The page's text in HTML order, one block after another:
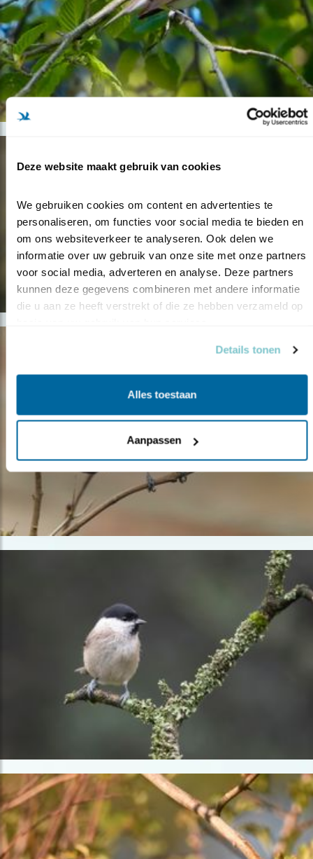
Deze website maakt gebruik van cookies
We gebruiken cookies om content en advertenties te
personaliseren, om functies voor social media te bieden en
om ons websiteverkeer te analyseren. Ook delen we
informatie over uw gebruik van onze site met onze partners
voor social media, adverteren en analyse. Deze partners
kunnen deze gegevens combineren met andere informatie
die u aan ze heeft verstrekt of die ze hebben verzameld op
Details tonen
Alles toestaan
Aanpassen